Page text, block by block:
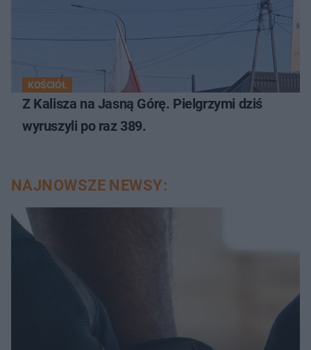
KOŚCIÓŁ
Z Kalisza na Jasną Górę. Pielgrzymi dziś
wyruszyli po raz 389.
NAJNOWSZE NEWSY: